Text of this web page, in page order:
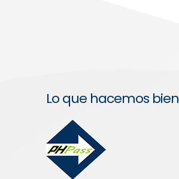
Lo que hacemos bien